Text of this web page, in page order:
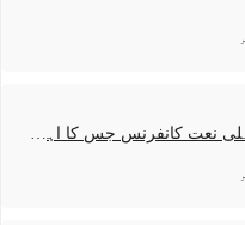
1980 میں یو کے میں پہلی نعت کانفرنس جس کا اہتمامِ سجادہ نشین و جانشین حضرت امیرِ ملت پیر سید منور حسین شاہ جماعتی صاحب نے کیا اور جس کی آپ نے صدارت بھی فرمائی